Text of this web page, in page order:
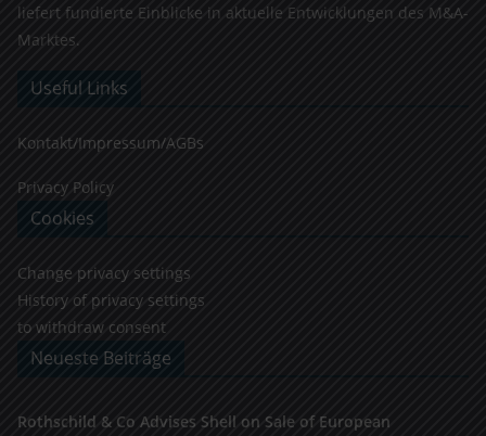
liefert fundierte Einblicke in aktuelle Entwicklungen des M&A-
Marktes.
Useful Links
Kontakt/Impressum/AGBs
Privacy Policy
Cookies
Change privacy settings
History of privacy settings
to withdraw consent
Neueste Beiträge
Rothschild & Co Advises Shell on Sale of European